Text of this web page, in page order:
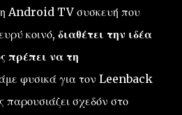
Android TV συσκευή που
κοινό, διαθέτει την ιδέα
πρέπει να τη
φυσικά για τον Leenback
σχεδόν στο